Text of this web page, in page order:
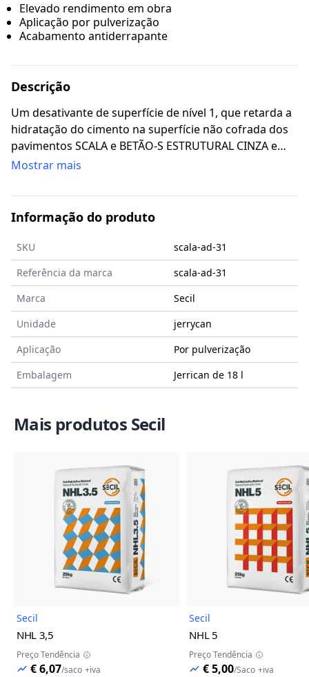
Elevado rendimento em obra
Aplicação por pulverização
Acabamento antiderrapante
Descrição
Um desativante de superfície de nível 1, que retarda a
hidratação do cimento na superfície não cofrada dos
pavimentos SCALA e BETÃO-S ESTRUTURAL CINZA e
BRANCO. A lavagem final dos pavimentos assim
Mostrar mais
Informação do produto
SKU
scala-ad-31
Referência da marca
scala-ad-31
Marca
Secil
Unidade
jerrycan
Aplicação
Por pulverização
Embalagem
Jerrican de 18 l
Mais produtos Secil
Imagem do Produto
Secil
NHL 3,5
Preço Tendência
€ 6,07/saco +iva
Secil
NHL 5
Preço Tendência
€ 5,00/Saco +iva